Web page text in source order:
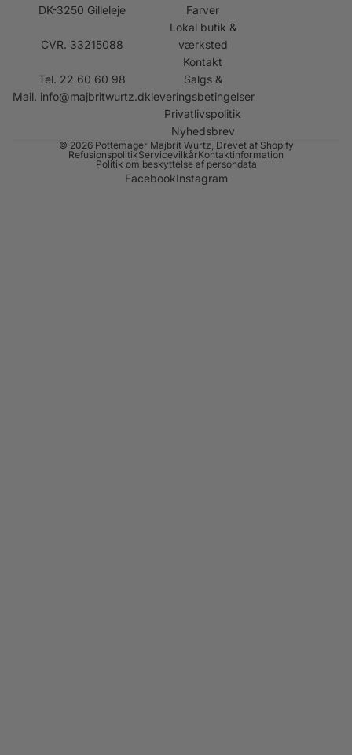
DK-3250 Gilleleje
CVR. 33215088
Tel. 22 60 60 98
Mail. info@majbritwurtz.dk
Farver
Lokal butik &
værksted
Kontakt
Salgs &
leveringsbetingelser
Privatlivspolitik
Nyhedsbrev
© 2026 Pottemager Majbrit Wurtz , Drevet af Shopify
RefusionspolitikServicevilkårKontaktinformation
Politik om beskyttelse af persondata
FacebookInstagram